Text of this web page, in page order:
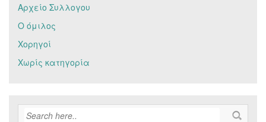
Αρχείο Συλλογου
Ο όμιλος
Χορηγοί
Χωρίς κατηγορία